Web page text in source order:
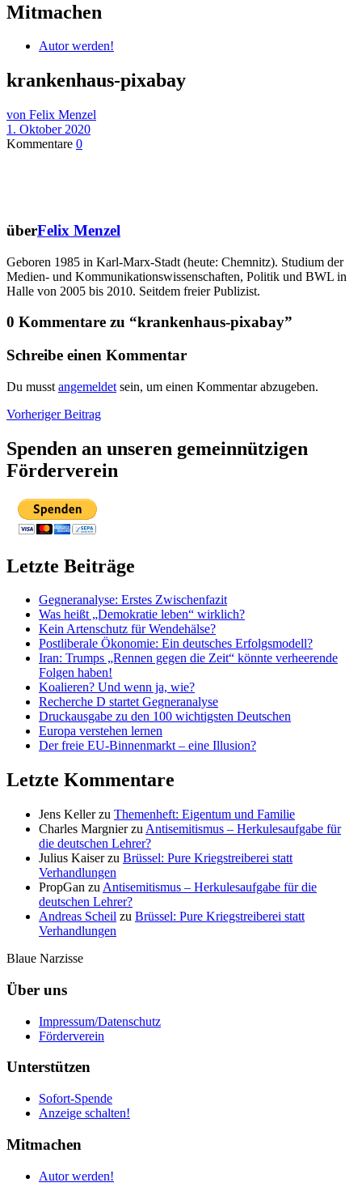
Mitmachen
Autor werden!
krankenhaus-pixabay
von Felix Menzel
1. Oktober 2020
Kommentare 0
überFelix Menzel
Geboren 1985 in Karl-Marx-Stadt (heute: Chemnitz). Studium der
Medien- und Kommunikationswissenschaften, Politik und BWL in
Halle von 2005 bis 2010. Seitdem freier Publizist.
0 Kommentare zu “krankenhaus-pixabay”
Schreibe einen Kommentar
Du musst angemeldet sein, um einen Kommentar abzugeben.
Beitragsnavigation
Vorheriger BeitragVorheriger
Spenden an unseren gemeinnützigen
Förderverein
Letzte Beiträge
Gegneranalyse: Erstes Zwischenfazit
Was heißt „Demokratie leben“ wirklich?
Kein Artenschutz für Wendehälse?
Postliberale Ökonomie: Ein deutsches Erfolgsmodell?
Iran: Trumps „Rennen gegen die Zeit“ könnte verheerende
Folgen haben!
Koalieren? Und wenn ja, wie?
Recherche D startet Gegneranalyse
Druckausgabe zu den 100 wichtigsten Deutschen
Europa verstehen lernen
Der freie EU-Binnenmarkt – eine Illusion?
Letzte Kommentare
Jens Kellerzu Themenheft: Eigentum und Familie
Charles Margnierzu Antisemitismus – Herkulesaufgabe für
die deutschen Lehrer?
Julius Kaiserzu Brüssel: Pure Kriegstreiberei statt
Verhandlungen
PropGan zu Antisemitismus – Herkulesaufgabe für die
deutschen Lehrer?
Andreas Scheil zu Brüssel: Pure Kriegstreiberei statt
Verhandlungen
Blaue Narzisse
Über uns
Impressum/Datenschutz
Förderverein
Unterstützen
Sofort-Spende
Anzeige schalten!
Mitmachen
Autor werden!